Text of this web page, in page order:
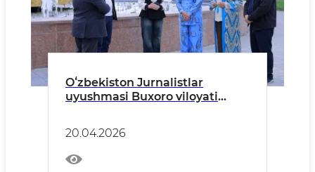
Oʻzbekiston Jurnalistlar
uyushmasi Buxoro viloyati
shahriga media-sayohat tashkil
etildi
20.04.2026